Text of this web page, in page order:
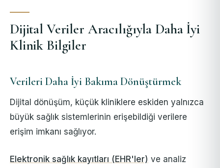
Dijital Veriler Aracılığıyla Daha İyi
Klinik Bilgiler
Verileri Daha İyi Bakıma Dönüştürmek
Dijital dönüşüm, küçük kliniklere eskiden yalnızca
büyük sağlık sistemlerinin erişebildiği verilere
erişim imkanı sağlıyor.
Elektronik sağlık kayıtları (EHR'ler) ve analiz